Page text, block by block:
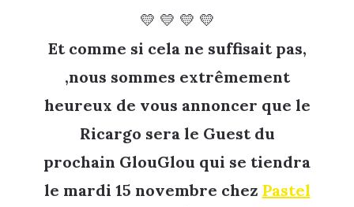
💛 💛 💛 💛
Et comme si cela ne suffisait pas,
,nous sommes extrêmement
heureux de vous annoncer que le
Ricargo sera le Guest du
prochain GlouGlou qui se tiendra
le mardi 15 novembre chez Pastel